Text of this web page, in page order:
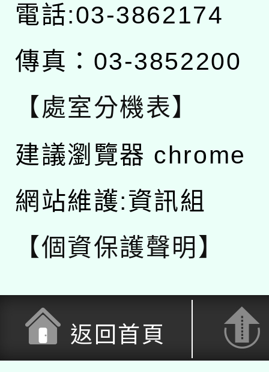
電話:03-3862174
傳真：03-3852200
【處室分機表】
建議瀏覽器 chrome
網站維護:資訊組
【個資保護聲明】
返回首頁